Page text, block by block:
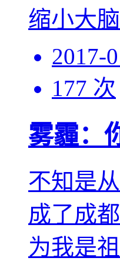
缩小大
2017-
177 次
雾霾：
不知是
成了成
为我是